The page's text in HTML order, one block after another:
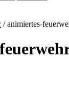
/ animiertes-